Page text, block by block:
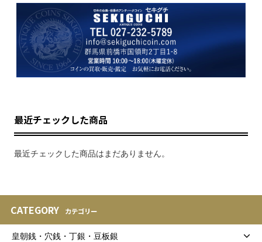
最近チェックした商品
最近チェックした商品はまだありません。
CATEGORY カテゴリー
皇朝銭・穴銭・丁銀・豆板銀